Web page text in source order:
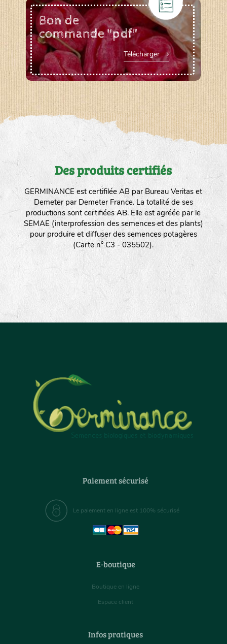
Bon de
commande "pdf"
Télécharger
Des produits certifiés
GERMINANCE est certifilée AB par Bureau Veritas et
Demeter par Demeter France. La totalité de ses
productions sont certifiées AB. Elle est agréée par le
SEMAE (interprofession des semences et des plants)
pour produire et diffuser des semences potagères
(Carte n° C3 - 035502).
Paiement sécurisé
Le paiement en ligne est 100% sécurisé
E-boutique
Boutique en ligne
Espace client
Infos pratiques